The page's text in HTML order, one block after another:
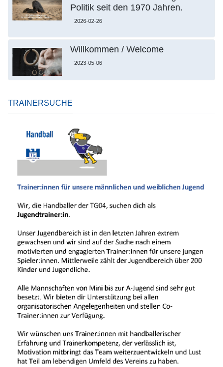
Politik seit den 1970 Jahren.
2026-02-26
Willkommen / Welcome
2023-05-06
TRAINERSUCHE